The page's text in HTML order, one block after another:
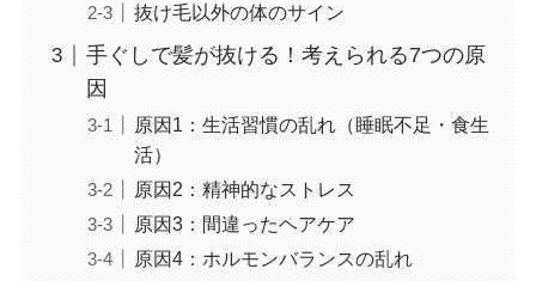
抜け毛以外の体のサイン
手ぐしで髪が抜ける！考えられる7つの原
因
原因1：生活習慣の乱れ（睡眠不足・食生
活）
原因2：精神的なストレス
原因3：間違ったヘアケア
原因4：ホルモンバランスの乱れ